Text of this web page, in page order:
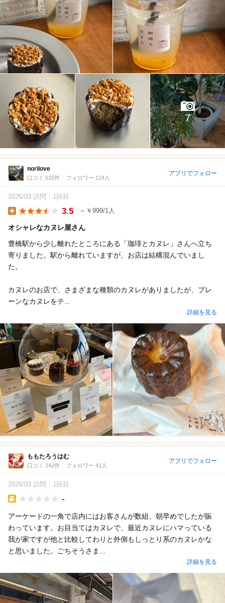
7
norilove
口コミ 532件 フォロワー 124人
アプリでフォロー
2026/03 訪問 1回目
3.5 ～￥999/1人
オシャレなカヌレ屋さん
豊橋駅から少し離れたところにある「珈琲とカヌレ」さんへ立ち
寄りました。駅から離れていますが、お店は結構混んでいまし
た。
カヌレのお店で、さまざまな種類のカヌレがありましたが、プレ
ーンなカヌレをテ...
詳細を見る
ももたろうはむ
口コミ 242件 フォロワー 41人
アプリでフォロー
2026/03 訪問 1回目
-
アーケードの一角で店内にはお客さんが数組、朝早めでしたが賑
わっています。お目当てはカヌレで、最近カヌレにハマっている
我が家ですが他と比較してわりと外側もしっとり系のカヌレかな
と思いました。ごちそうさま...
詳細を見る